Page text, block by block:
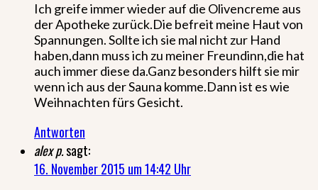
Ich greife immer wieder auf die Olivencreme aus
der Apotheke zurück.Die befreit meine Haut von
Spannungen. Sollte ich sie mal nicht zur Hand
haben,dann muss ich zu meiner Freundinn,die hat
auch immer diese da.Ganz besonders hilft sie mir
wenn ich aus der Sauna komme.Dann ist es wie
Weihnachten fürs Gesicht.
Antworten
alex p.sagt:
16. November 2015 um 14:42 Uhr